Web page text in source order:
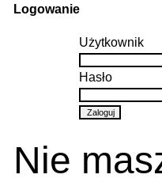
Logowanie
Użytkownik
Hasło
Nie